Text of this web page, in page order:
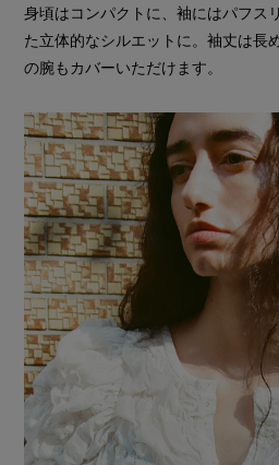
身頃はコンパクトに、袖にはパフス
た立体的なシルエットに。袖丈は長
の腕もカバーいただけます。